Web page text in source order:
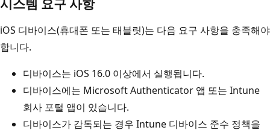
iOS 디바이스(휴대폰 또는 태블릿)는 다음 요구 사항을 충족해야
합니다.
디바이스는 iOS 16.0 이상에서 실행됩니다.
디바이스에는 Microsoft Authenticator 앱 또는 Intune
회사 포털 앱이 있습니다.
디바이스가 감독되는 경우 Intune 디바이스 준수 정책을